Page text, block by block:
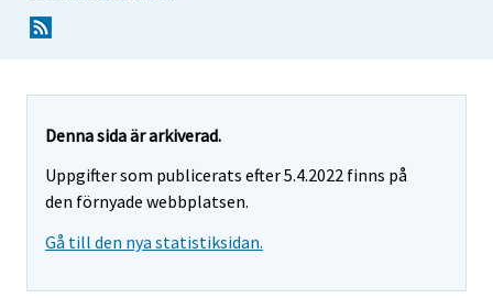
Denna sida är arkiverad.
Uppgifter som publicerats efter 5.4.2022 finns på
den förnyade webbplatsen.
Gå till den nya statistiksidan.